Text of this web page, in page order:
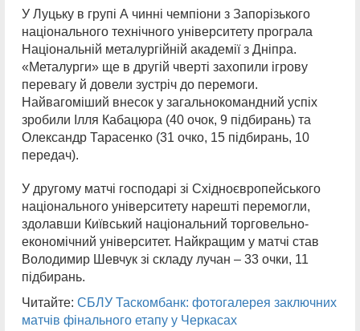
У Луцьку в групі А чинні чемпіони з Запорізького
національного технічного університету програла
Національній металургійній академії з Дніпра.
«Металурги» ще в другій чверті захопили ігрову
перевагу й довели зустріч до перемоги.
Найвагоміший внесок у загальнокомандний успіх
зробили Ілля Кабацюра (40 очок, 9 підбирань) та
Олександр Тарасенко (31 очко, 15 підбирань, 10
передач).
У другому матчі господарі зі Східноєвропейського
національного університету нарешті перемогли,
здолавши Київський національний торговельно-
економічний університет. Найкращим у матчі став
Володимир Шевчук зі складу лучан – 33 очки, 11
підбирань.
Читайте: СБЛУ Таскомбанк: фотогалерея заключних
матчів фінального етапу у Черкасах